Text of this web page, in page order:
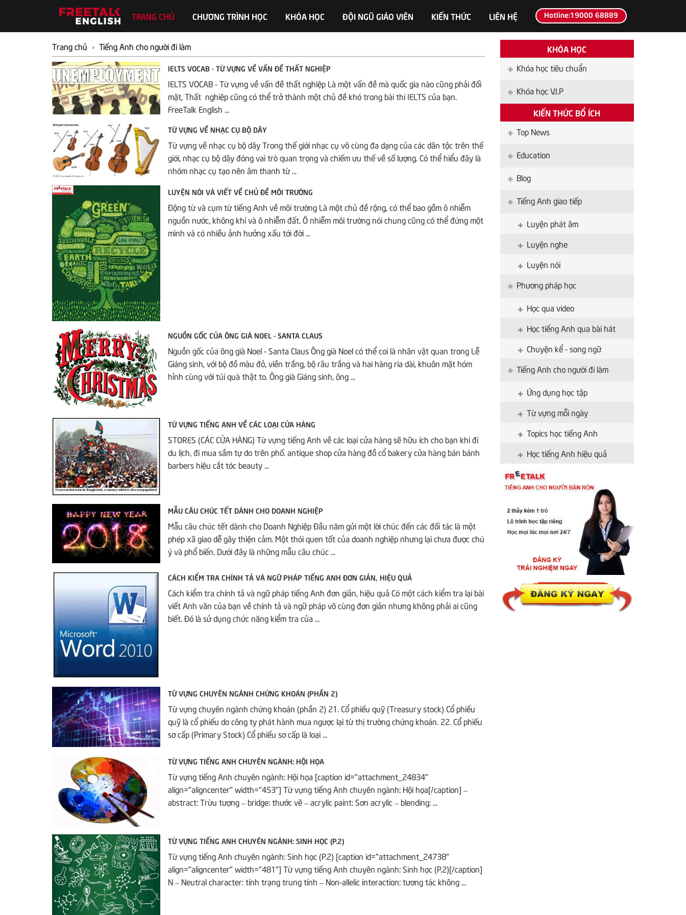
TRANG CHỦ CHƯƠNG TRÌNH HỌC KHÓA HỌC ĐỘI NGŨ GIÁO VIÊN KIẾN THỨC LIÊN HỆ Hotline:19000 68889
Trang chủ › Tiếng Anh cho người đi làm
IELTS VOCAB - TỪ VỰNG VỀ VẤN ĐỀ THẤT NGHIỆP
IELTS VOCAB - Từ vựng về vấn đề thất nghiệp Là một vấn đề mà quốc gia nào cũng phải đối
mặt, Thất nghiệp cũng có thể trở thành một chủ đề khó trong bài thi IELTS của bạn.
FreeTalk English ...
TỪ VỰNG VỀ NHẠC CỤ BỘ DÂY
Từ vựng về nhạc cụ bộ dây Trong thế giới nhạc cụ vô cùng đa dạng của các dân tộc trên thế
giới, nhạc cụ bộ dây đóng vai trò quan trọng và chiếm ưu thế về số lượng. Có thể hiểu đây là
nhóm nhạc cụ tạo nên âm thanh từ ...
LUYỆN NÓI VÀ VIẾT VỀ CHỦ ĐỀ MÔI TRƯỜNG
Động từ và cụm từ tiếng Anh về môi trường Là một chủ đề rộng, có thể bao gồm ô nhiễm
nguồn nước, không khí và ô nhiễm đất. Ô nhiễm môi trường nói chung cũng có thể đứng một
mình và có nhiều ảnh hưởng xấu tới đời ...
NGUỒN GỐC CỦA ÔNG GIÀ NOEL - SANTA CLAUS
Nguồn gốc của ông già Noel - Santa Claus Ông già Noel có thể coi là nhân vật quan trong Lễ
Giáng sinh, với bộ đồ màu đỏ, viền trắng, bộ râu trắng và hai hàng ria dài, khuôn mặt hóm
hỉnh cùng với túi quà thật to. Ông già Giáng sinh, ông ...
TỪ VỰNG TIẾNG ANH VỀ CÁC LOẠI CỬA HÀNG
STORES (CÁC CỬA HÀNG) Từ vựng tiếng Anh về các loại cửa hàng sẽ hữu ích cho bạn khi đi
du lịch, đi mua sắm tự do trên phố. antique shop cửa hàng đồ cổ bakery cửa hàng bán bánh
barbers hiệu cắt tóc beauty ...
MẪU CÂU CHÚC TẾT DÀNH CHO DOANH NGHIỆP
Mẫu câu chúc tết dành cho Doanh Nghiệp Đầu năm gửi một lời chúc đến các đối tác là một
phép xã giao dễ gây thiện cảm. Một thói quen tốt của doanh nghiệp nhưng lại chưa được chú
ý và phổ biến. Dưới đây là những mẫu câu chúc ...
CÁCH KIỂM TRA CHÍNH TẢ VÀ NGỮ PHÁP TIẾNG ANH ĐƠN GIẢN, HIỆU QUẢ
Cách kiểm tra chính tả và ngữ pháp tiếng Anh đơn giản, hiệu quả Có một cách kiểm tra lại bài
viết Anh văn của bạn về chính tả và ngữ pháp vô cùng đơn giản nhưng không phải ai cũng
biết. Đó là sử dụng chức năng kiểm tra của ...
TỪ VỰNG CHUYÊN NGÀNH CHỨNG KHOÁN (PHẦN 2)
Từ vựng chuyên ngành chứng khoán (phần 2) 21. Cổ phiếu quỹ (Treasury stock) Cổ phiếu
quỹ là cổ phiếu do công ty phát hành mua ngược lại từ thị trường chứng khoán. 22. Cổ phiếu
sơ cấp (Primary Stock) Cổ phiếu sơ cấp là loại ...
TỪ VỰNG TIẾNG ANH CHUYÊN NGÀNH: HỘI HỌA
Từ vựng tiếng Anh chuyên ngành: Hội họa [caption id="attachment_24834"
align="aligncenter" width="453"] Từ vựng tiếng Anh chuyên ngành: Hội họa[/caption] –
abstract: Trừu tượng – bridge: thước vẽ – acrylic paint: Sơn acrylic – blending: ...
TỪ VỰNG TIẾNG ANH CHUYÊN NGÀNH: SINH HỌC (P.2)
Từ vựng tiếng Anh chuyên ngành: Sinh học (P.2) [caption id="attachment_24738"
align="aligncenter" width="481"] Từ vựng tiếng Anh chuyên ngành: Sinh học (P.2)[/caption]
N – Neutral character: tính trạng trung tính – Non-allelic interaction: tương tác không ...
KHÓA HỌC
Khóa học tiêu chuẩn
Khóa học V.I.P
KIẾN THỨC BỔ ÍCH
Top News
Education
Blog
Tiếng Anh giao tiếp
Luyện phát âm
Luyện nghe
Luyện nói
Phương pháp học
Học qua video
Học tiếng Anh qua bài hát
Chuyện kể - song ngữ
Tiếng Anh cho người đi làm
Ứng dụng học tập
Từ vựng mỗi ngày
Topics học tiếng Anh
Học tiếng Anh hiệu quả